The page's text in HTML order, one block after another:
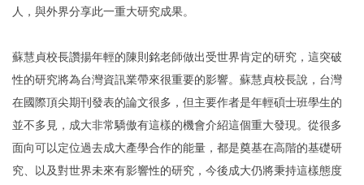
人，與外界分享此一重大研究成果。
蘇慧貞校長讚揚年輕的陳則銘老師做出受世界肯定的研究，這突破
性的研究將為台灣資訊業帶來很重要的影響。蘇慧貞校長說，台灣
在國際頂尖期刊發表的論文很多，但主要作者是年輕碩士班學生的
並不多見，成大非常驕傲有這樣的機會介紹這個重大發現。從很多
面向可以定位過去成大產學合作的能量，都是奠基在高階的基礎研
究、以及對世界未來有影響性的研究，今後成大仍將秉持這樣態度